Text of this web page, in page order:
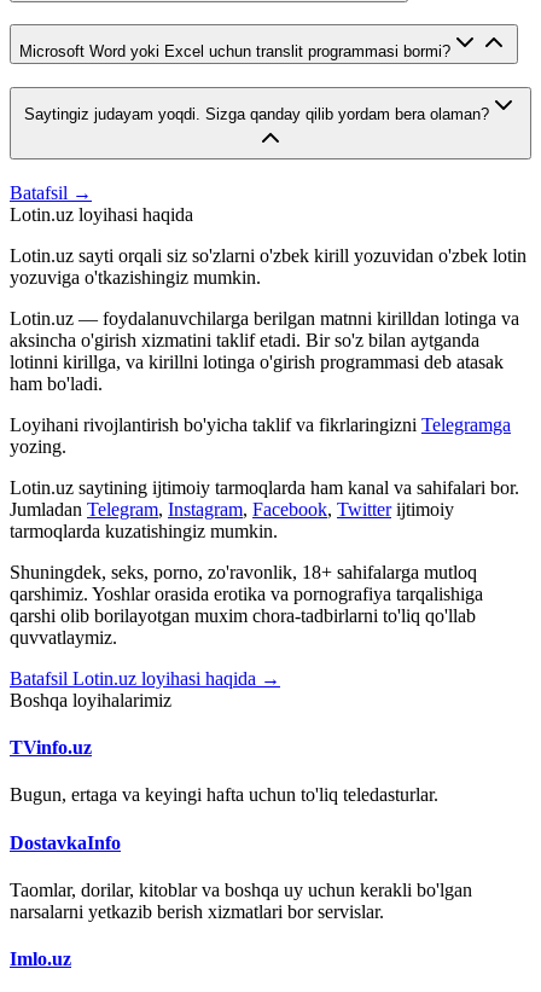
Microsoft Word yoki Excel uchun translit programmasi bormi?
Saytingiz judayam yoqdi. Sizga qanday qilib yordam bera olaman?
Batafsil →
Lotin.uz loyihasi haqida
Lotin.uz sayti orqali siz so'zlarni o'zbek kirill yozuvidan o'zbek lotin
yozuviga o'tkazishingiz mumkin.
Lotin.uz — foydalanuvchilarga berilgan matnni kirilldan lotinga va
aksincha o'girish xizmatini taklif etadi. Bir so'z bilan aytganda
lotinni kirillga, va kirillni lotinga o'girish programmasi deb atasak
ham bo'ladi.
Loyihani rivojlantirish bo'yicha taklif va fikrlaringizni Telegramga
yozing.
Lotin.uz saytining ijtimoiy tarmoqlarda ham kanal va sahifalari bor.
Jumladan Telegram, Instagram, Facebook, Twitter ijtimoiy
tarmoqlarda kuzatishingiz mumkin.
Shuningdek, seks, porno, zo'ravonlik, 18+ sahifalarga mutloq
qarshimiz. Yoshlar orasida erotika va pornografiya tarqalishiga
qarshi olib borilayotgan muxim chora-tadbirlarni to'liq qo'llab
quvvatlaymiz.
Batafsil Lotin.uz loyihasi haqida →
Boshqa loyihalarimiz
TVinfo.uz
Bugun, ertaga va keyingi hafta uchun to'liq teledasturlar.
DostavkaInfo
Taomlar, dorilar, kitoblar va boshqa uy uchun kerakli bo'lgan
narsalarni yetkazib berish xizmatlari bor servislar.
Imlo.uz